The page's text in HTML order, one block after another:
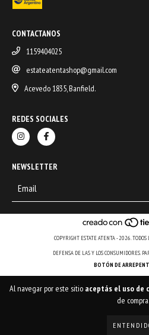
Al navegar por este sitio aceptás el uso de
de compra.
CONTACTANOS
1159404025
estateatentashop@gmail.com
Acevedo 1835, Banfield.
REDES SOCIALES
NEWSLETTER
COPYRIGHT ESTATE ATENTA - 2026. TODOS
DEFENSA DE LAS Y LOS CONSUMIDORES.
BOTÓN DE